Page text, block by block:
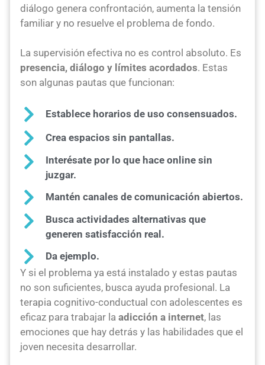
diálogo genera confrontación, aumenta la tensión
familiar y no resuelve el problema de fondo.
La supervisión efectiva no es control absoluto. Es
presencia, diálogo y límites acordados. Estas
son algunas pautas que funcionan:
Establece horarios de uso consensuados.
Crea espacios sin pantallas.
Interésate por lo que hace online sin
juzgar.
Mantén canales de comunicación abiertos.
Busca actividades alternativas que
generen satisfacción real.
Da ejemplo.
Y si el problema ya está instalado y estas pautas
no son suficientes, busca ayuda profesional. La
terapia cognitivo-conductual con adolescentes es
eficaz para trabajar la adicción a internet, las
emociones que hay detrás y las habilidades que el
joven necesita desarrollar.